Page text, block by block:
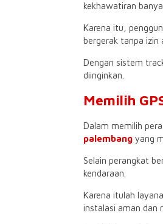
kekhawatiran
Karena itu,
bergerak tanpa izin
Dengan sistem
diinginkan.
Memilih
Dalam memilih
palembang yang
Selain perangkat
kendaraan.
Karena itulah
instalasi aman dan